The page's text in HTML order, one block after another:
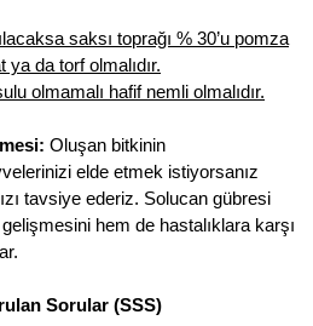
saksı toprağı % 30’u pomza
da torf olmalıdır.
olmamalı hafif nemli olmalıdır.
Oluşan bitkinin
elde etmek istiyorsanız
tavsiye ederiz. Solucan gübresi
gelişmesini hem de hastalıklara karşı
Sorular (SSS)